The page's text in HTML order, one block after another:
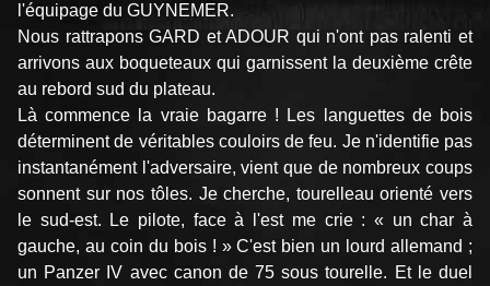
l'équipage du GUYNEMER.
Nous rattrapons GARD et ADOUR qui n'ont pas ralenti et
arrivons aux boqueteaux qui garnissent la deuxième crête
au rebord sud du plateau.
Là commence la vraie bagarre ! Les languettes de bois
déterminent de véritables couloirs de feu. Je n'identifie pas
instantanément l'adversaire, vient que de nombreux coups
sonnent sur nos tôles. Je cherche, tourelleau orienté vers
le sud-est. Le pilote, face à l'est me crie : « un char à
gauche, au coin du bois ! » C'est bien un lourd allemand ;
un Panzer IV avec canon de 75 sous tourelle. Et le duel